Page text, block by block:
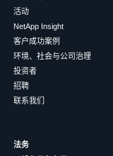
活动
NetApp Insight
客户成功案例
环境、社会与公司治理
投资者
招聘
联系我们
法务